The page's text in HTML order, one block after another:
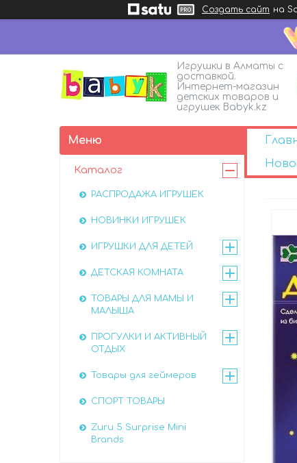
Создать сайт на
Игрушки в Алматы с
доставкой.
Интернет-магазин
детских товаров и
игрушек Babyk.kz
Каталог
РАСПРОДАЖА ИГРУШЕК
НОВИНКИ ИГРУШЕК
ИГРУШКИ ДЛЯ ДЕТЕЙ
ДЕТСКАЯ КОМНАТА
ТОВАРЫ ДЛЯ МАМЫ И
МАЛЫША
ПРОГУЛКИ И АКТИВНЫЙ
ОТДЫХ
Товары для геймеров
СПОРТ ТОВАРЫ
Zuru 5 Surprise Mini
Brands